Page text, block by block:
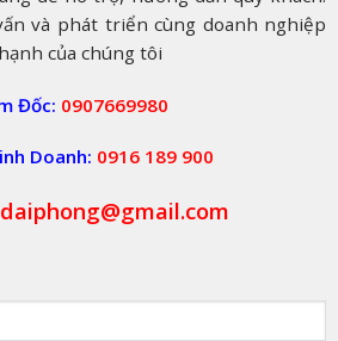
và phát triển cùng doanh nghiệp
của chúng tôi
Đốc: 0907669980
Doanh: 0916 189 900